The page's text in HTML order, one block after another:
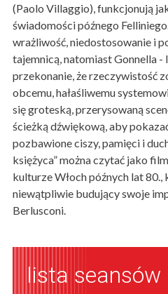
(Paolo Villaggio), funkcjonują
świadomości późnego
wrażliwość, niedostosowanie i
tajemnicą, natomiast Gonnella -
przekonanie, że rzeczywistość
obcemu, hałaśliwemu
się groteską, przerysowaną
ścieżką dźwiękową, aby
pozbawione ciszy, pamięci i
księżyca” można czytać jako
kulturze Włoch późnych lat 80.,
niewątpliwie budujący swoje
Berlusconi.
lista seansów